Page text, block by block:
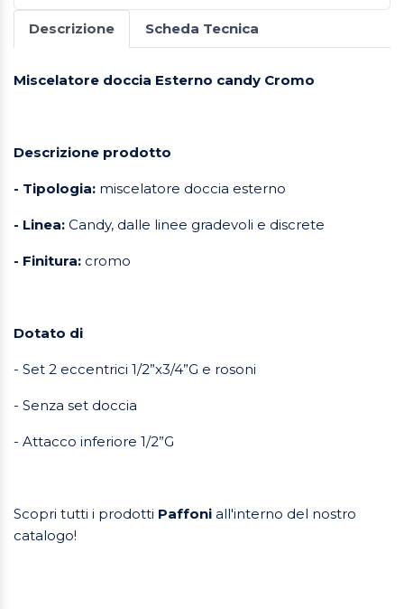
Descrizione Scheda Tecnica
Miscelatore doccia Esterno candy Cromo
Descrizione prodotto
- Tipologia: miscelatore doccia esterno
- Linea: Candy, dalle linee gradevoli e discrete
- Finitura: cromo
Dotato di
- Set 2 eccentrici 1/2”x3/4”G e rosoni
- Senza set doccia
- Attacco inferiore 1/2”G
Scopri tutti i prodotti Paffoni all'interno del nostro
catalogo!